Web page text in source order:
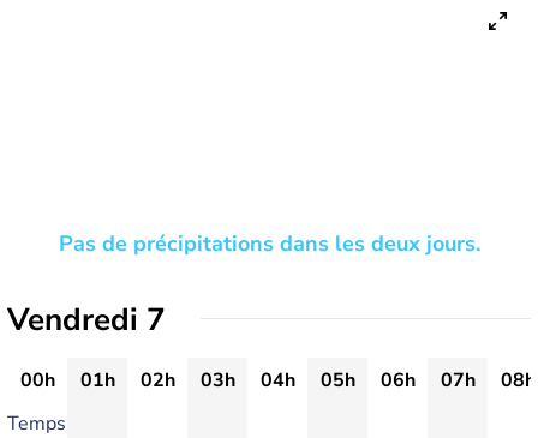
Pas de précipitations dans les deux jours.
Vendredi 7
00h 01h 02h 03h 04h 05h 06h 07h
08h
Temps